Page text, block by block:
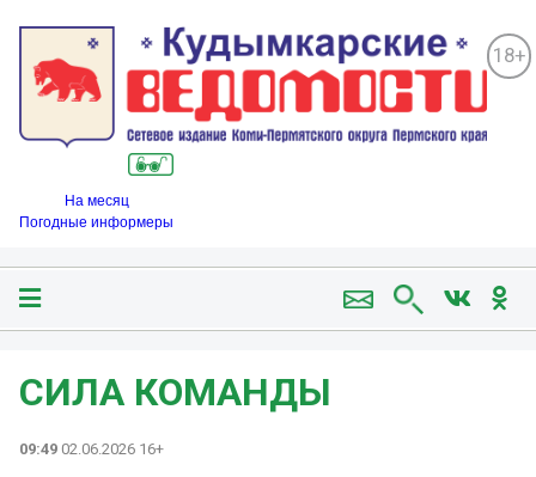
18+
На месяц
Погодные информеры
СИЛА КОМАНДЫ
09:49 02.06.2026 16+